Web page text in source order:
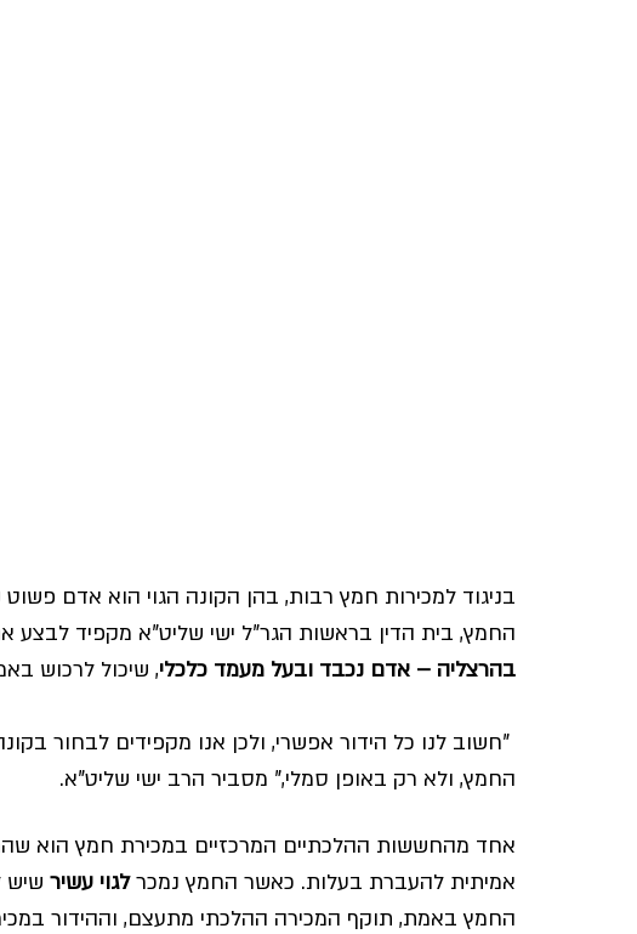
בניגוד למכירות חמץ רבות, בהן הקונה הגוי הוא אדם
החמץ, בית הדין בראשות הגר"ל ישי שליט"א מקפיד לבצע
בהרצליה – אדם נכבד ובעל מעמד כלכלי, שיכול לרכוש
"חשוב לנו כל הידור אפשרי, ולכן אנו מקפידים לבחור
החמץ, ולא רק באופן סמלי," מסביר הרב ישי שליט"א.
אחד מהחששות ההלכתיים המרכזיים במכירת חמץ הוא
אמיתית להעברת בעלות. כאשר החמץ נמכר לגוי עשיר שיש
החמץ באמת, תוקף המכירה ההלכתי מתעצם, וההידור